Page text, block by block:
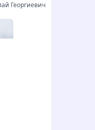
Георгиевич